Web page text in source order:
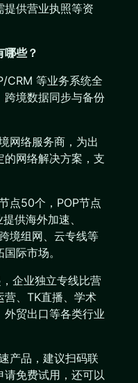
提供营业执照等资
哪些？
CRM 等业务系统全
跨境数据同步与备份
网络服务商，为出
网络解决方案，支
点50个，POP节点
供海外加速、
境组网、云专线等
际市场。
企业独立专线比营
营、TK直播、学术
贸出口等各类行业
产品，建议扫码联
免费试用，还可以